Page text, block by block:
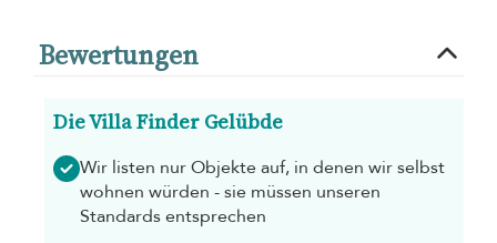
Bewertungen
Die Villa Finder Gelübde
Wir listen nur Objekte auf, in denen wir selbst
wohnen würden - sie müssen unseren
Standards entsprechen